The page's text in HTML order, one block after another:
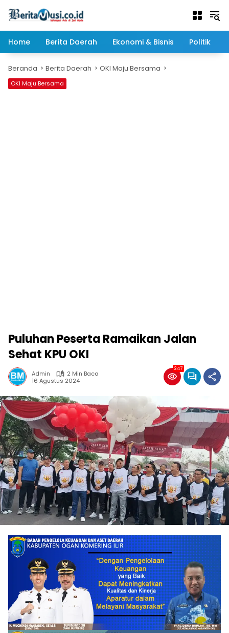
Home
Berita Daerah Ekonomi & Bisnis Politik
Beranda Berita Daerah OKI Maju Bersama
OKI Maju Bersama
Puluhan Peserta Ramaikan Jalan
Sehat KPU OKI
Admin
2 Min Baca
16 Agustus 2024
247